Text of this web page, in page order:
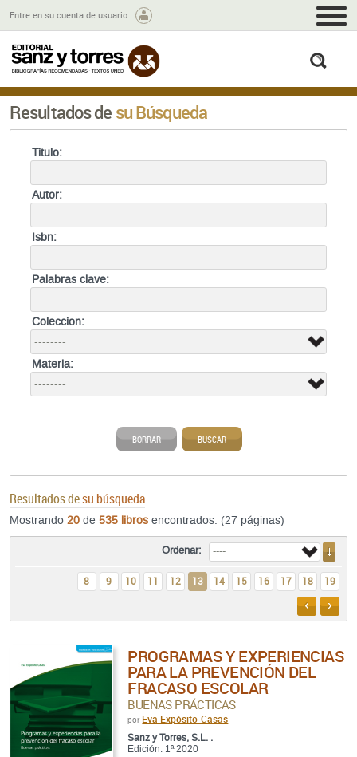
Entre en su cuenta de usuario.
Resultados de su Búsqueda
Titulo:
Autor:
Isbn:
Palabras clave:
Coleccion:
Materia:
BORRAR BUSCAR
Resultados desu búsqueda
Mostrando 20 de 535 libros encontrados. (27 páginas)
Ordenar:
8 9 10 11 12 13 14 15 16 17 18 19
PROGRAMAS Y EXPERIENCIAS
PARA LA PREVENCIÓN DEL
FRACASO ESCOLAR
BUENAS PRÁCTICAS
por Eva Expósito-Casas
Sanz y Torres, S.L. .
Edición: 1ª 2020